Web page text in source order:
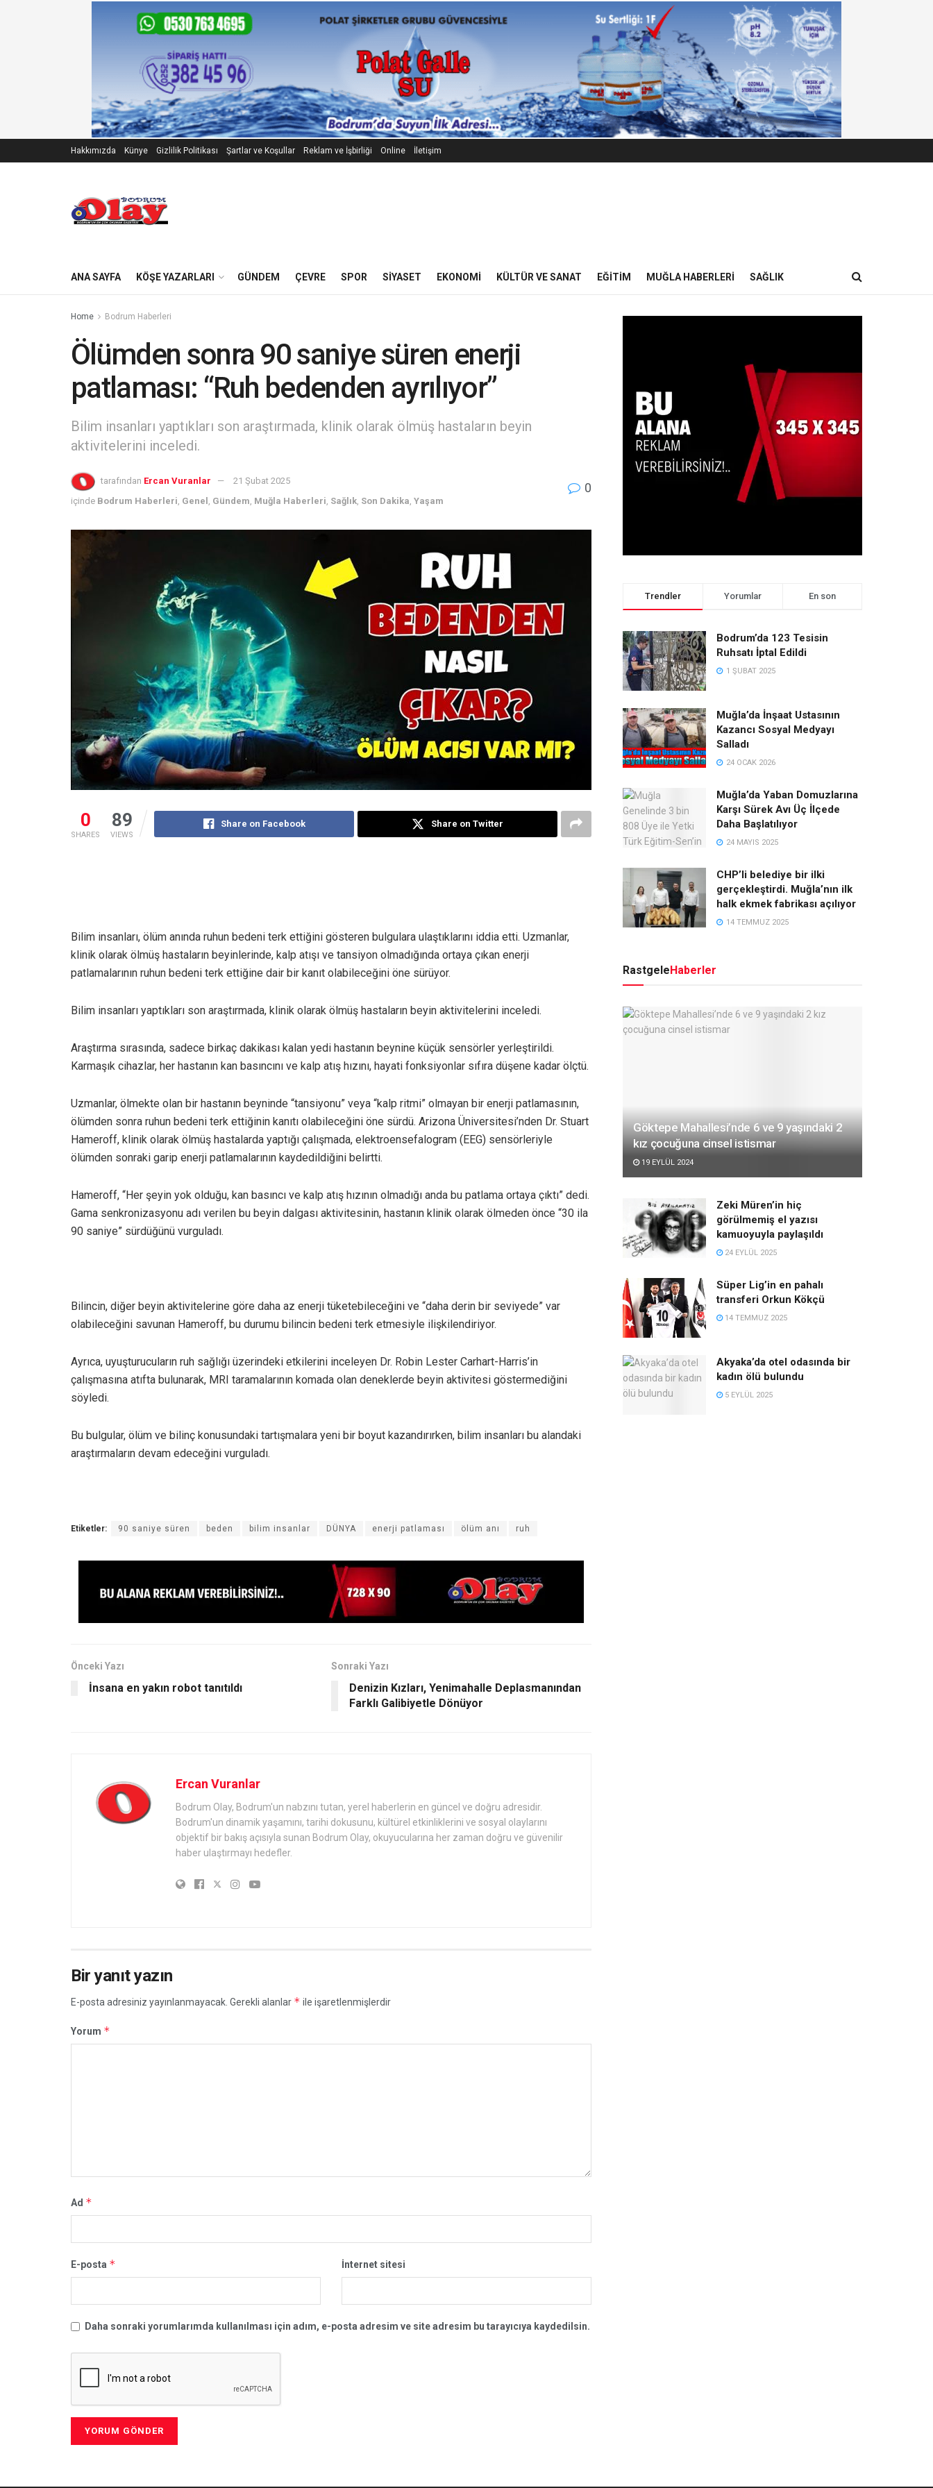
Hakkımızda Künye Gizlilik Politikası Şartlar ve Koşullar Reklam ve İşbirliği Online İletişim
ANA SAYFA KÖŞE YAZARLARI GÜNDEM ÇEVRE SPOR SIYASET EKONOMI KÜLTÜR VE SANAT EĞITIM MUĞLA HABERLERI SAĞLIK
Home Bodrum Haberleri
Ölümden sonra 90 saniye süren enerji
patlaması: “Ruh bedenden ayrılıyor”
Bilim insanları yaptıkları son araştırmada, klinik olarak ölmüş hastaların beyin
aktivitelerini inceledi.
tarafından Ercan Vuranlar
21 Şubat 2025
içinde Bodrum Haberleri Genel Gündem Muğla Haberleri Sağlık Son Dakika Yaşam
0
0
SHARES
89
VIEWS
Share on Facebook Share on Twitter
Bilim insanları, ölüm anında ruhun bedeni terk ettiğini gösteren bulgulara ulaştıklarını iddia etti. Uzmanlar,
klinik olarak ölmüş hastaların beyinlerinde, kalp atışı ve tansiyon olmadığında ortaya çıkan enerji
patlamalarının ruhun bedeni terk ettiğine dair bir kanıt olabileceğini öne sürüyor.
Bilim insanları yaptıkları son araştırmada, klinik olarak ölmüş hastaların beyin aktivitelerini inceledi.
Araştırma sırasında, sadece birkaç dakikası kalan yedi hastanın beynine küçük sensörler yerleştirildi.
Karmaşık cihazlar, her hastanın kan basıncını ve kalp atış hızını, hayati fonksiyonlar sıfıra düşene kadar ölçtü.
Uzmanlar, ölmekte olan bir hastanın beyninde “tansiyonu” veya “kalp ritmi” olmayan bir enerji patlamasının,
ölümden sonra ruhun bedeni terk ettiğinin kanıtı olabileceğini öne sürdü. Arizona Üniversitesi’nden Dr. Stuart
Hameroff, klinik olarak ölmüş hastalarda yaptığı çalışmada, elektroensefalogram (EEG) sensörleriyle
ölümden sonraki garip enerji patlamalarının kaydedildiğini belirtti.
Hameroff, “Her şeyin yok olduğu, kan basıncı ve kalp atış hızının olmadığı anda bu patlama ortaya çıktı” dedi.
Gama senkronizasyonu adı verilen bu beyin dalgası aktivitesinin, hastanın klinik olarak ölmeden önce “30 ila
90 saniye” sürdüğünü vurguladı.
Bilincin, diğer beyin aktivitelerine göre daha az enerji tüketebileceğini ve “daha derin bir seviyede” var
olabileceğini savunan Hameroff, bu durumu bilincin bedeni terk etmesiyle ilişkilendiriyor.
Ayrıca, uyuşturucuların ruh sağlığı üzerindeki etkilerini inceleyen Dr. Robin Lester Carhart-Harris’in
çalışmasına atıfta bulunarak, MRI taramalarının komada olan deneklerde beyin aktivitesi göstermediğini
söyledi.
Bu bulgular, ölüm ve bilinç konusundaki tartışmalara yeni bir boyut kazandırırken, bilim insanları bu alandaki
araştırmaların devam edeceğini vurguladı.
Etiketler: 90 saniye süren beden bilim insanlar DÜNYA enerji patlaması ölüm anı ruh
Önceki Yazı
İnsana en yakın robot tanıtıldı
Sonraki Yazı
Denizin Kızları, Yenimahalle Deplasmanından
Farklı Galibiyetle Dönüyor
Ercan Vuranlar
Bodrum Olay, Bodrum'un nabzını tutan, yerel haberlerin en güncel ve doğru adresidir.
Bodrum'un dinamik yaşamını, tarihi dokusunu, kültürel etkinliklerini ve sosyal olaylarını
objektif bir bakış açısıyla sunan Bodrum Olay, okuyucularına her zaman doğru ve güvenilir
haber ulaştırmayı hedefler.
Bir yanıt yazın
E-posta adresiniz yayınlanmayacak. Gerekli alanlar * ile işaretlenmişlerdir
Yorum *
Ad *
E-posta * İnternet sitesi
Daha sonraki yorumlarımda kullanılması için adım, e-posta adresim ve site adresim bu tarayıcıya kaydedilsin.
Trendler Yorumlar En son
Bodrum’da 123 Tesisin
Ruhsatı İptal Edildi
1 ŞUBAT 2025
Muğla’da İnşaat Ustasının
Kazancı Sosyal Medyayı
Salladı
24 OCAK 2026
Muğla’da Yaban Domuzlarına
Karşı Sürek Avı Üç İlçede
Daha Başlatılıyor
24 MAYIS 2025
CHP’li belediye bir ilki
gerçekleştirdi. Muğla’nın ilk
halk ekmek fabrikası açılıyor
14 TEMMUZ 2025
RastgeleHaberler
Göktepe Mahallesi’nde 6 ve 9 yaşındaki 2
kız çocuğuna cinsel istismar
19 EYLÜL 2024
Zeki Müren’in hiç
görülmemiş el yazısı
kamuoyuyla paylaşıldı
24 EYLÜL 2025
Süper Lig’in en pahalı
transferi Orkun Kökçü
14 TEMMUZ 2025
Akyaka’da otel odasında bir
kadın ölü bulundu
5 EYLÜL 2025